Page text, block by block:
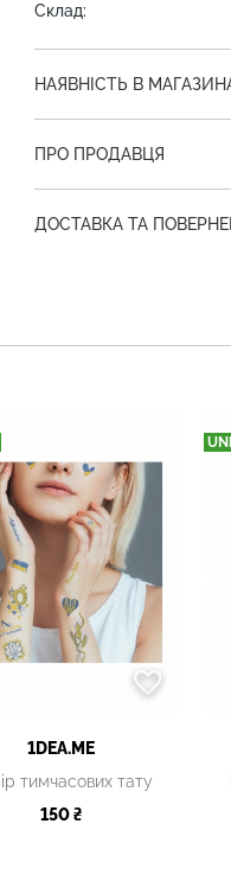
Склад:
НАЯВНІСТЬ В
ПРО ПРОДАВЦЯ
ДОСТАВКА ТА
1DEA.ME
тимчасових тату
150 ₴